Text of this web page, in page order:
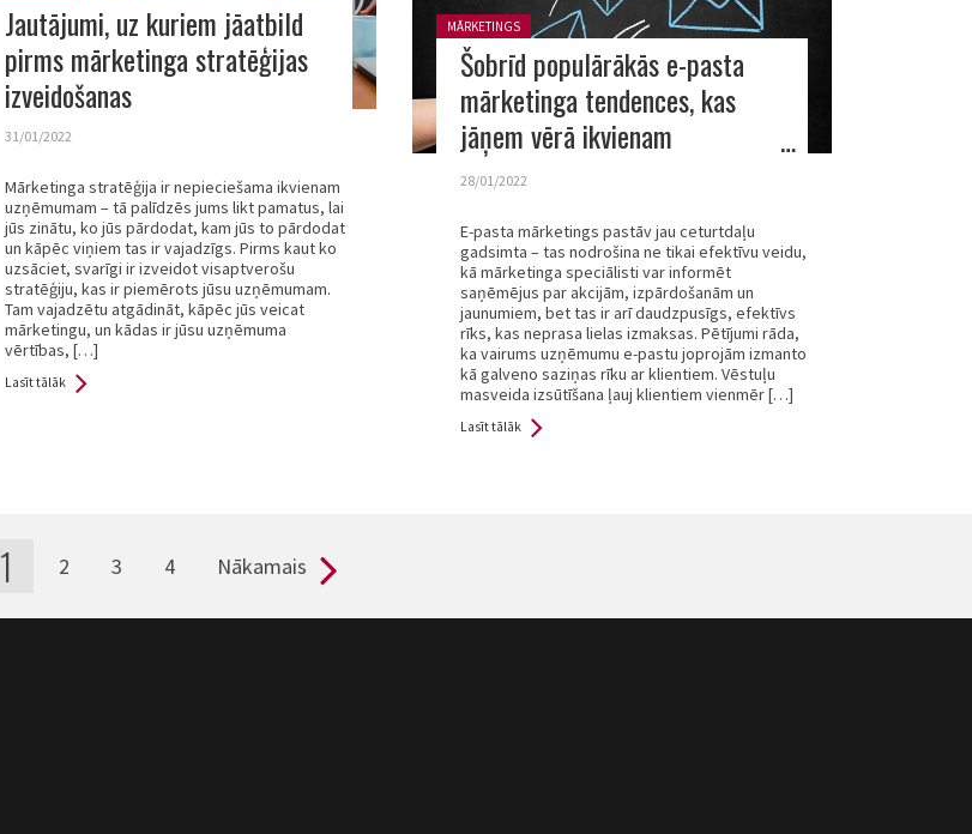
Jautājumi, uz kuriem jāatbild
pirms mārketinga stratēģijas
izveidošanas
31/01/2022
Mārketinga stratēģija ir nepieciešama ikvienam
uzņēmumam – tā palīdzēs jums likt pamatus, lai
jūs zinātu, ko jūs pārdodat, kam jūs to pārdodat
un kāpēc viņiem tas ir vajadzīgs. Pirms kaut ko
uzsāciet, svarīgi ir izveidot visaptverošu
stratēģiju, kas ir piemērots jūsu uzņēmumam.
Tam vajadzētu atgādināt, kāpēc jūs veicat
mārketingu, un kādas ir jūsu uzņēmuma
vērtības, […]
Lasīt tālāk
Posted in:
MĀRKETINGS
Šobrīd populārākās e-pasta
mārketinga tendences, kas
jāņem vērā ikvienam
uzņēmumam
28/01/2022
E-pasta mārketings pastāv jau ceturtdaļu
gadsimta – tas nodrošina ne tikai efektīvu veidu,
kā mārketinga speciālisti var informēt
saņēmējus par akcijām, izpārdošanām un
jaunumiem, bet tas ir arī daudzpusīgs, efektīvs
rīks, kas neprasa lielas izmaksas. Pētījumi rāda,
ka vairums uzņēmumu e-pastu joprojām izmanto
kā galveno saziņas rīku ar klientiem. Vēstuļu
masveida izsūtīšana ļauj klientiem vienmēr […]
Lasīt tālāk
1 2 3 4 Nākamais